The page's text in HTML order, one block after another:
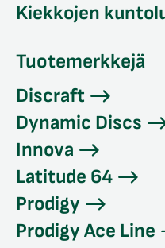
Kiekkojen
Tuotemerkkejä
Discraft
Dynamic Discs
Innova
Latitude 64
Prodigy
Prodigy Ace Line